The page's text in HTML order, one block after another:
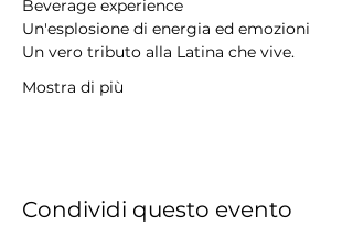
Beverage experience
Un'esplosione di energia ed emozioni
Un vero tributo alla Latina che vive.
Mostra di più
Condividi questo evento